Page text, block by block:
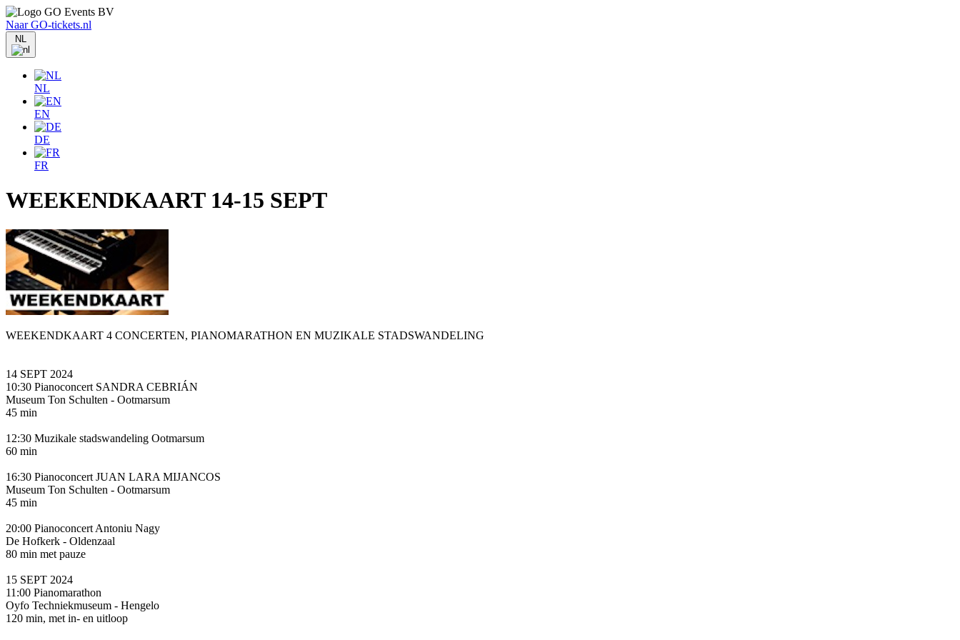
Naar GO-tickets.nl
NL
NL
EN
DE
FR
WEEKENDKAART 14-15 SEPT
WEEKENDKAART 4 CONCERTEN, PIANOMARATHON EN MUZIKALE STADSWANDELING
14 SEPT 2024
10:30 Pianoconcert SANDRA CEBRIÁN
Museum Ton Schulten - Ootmarsum
45 min
12:30 Muzikale stadswandeling Ootmarsum
60 min
16:30 Pianoconcert JUAN LARA MIJANCOS
Museum Ton Schulten - Ootmarsum
45 min
20:00 Pianoconcert Antoniu Nagy
De Hofkerk - Oldenzaal
80 min met pauze
15 SEPT 2024
11:00 Pianomarathon
Oyfo Techniekmuseum - Hengelo
120 min, met in- en uitloop